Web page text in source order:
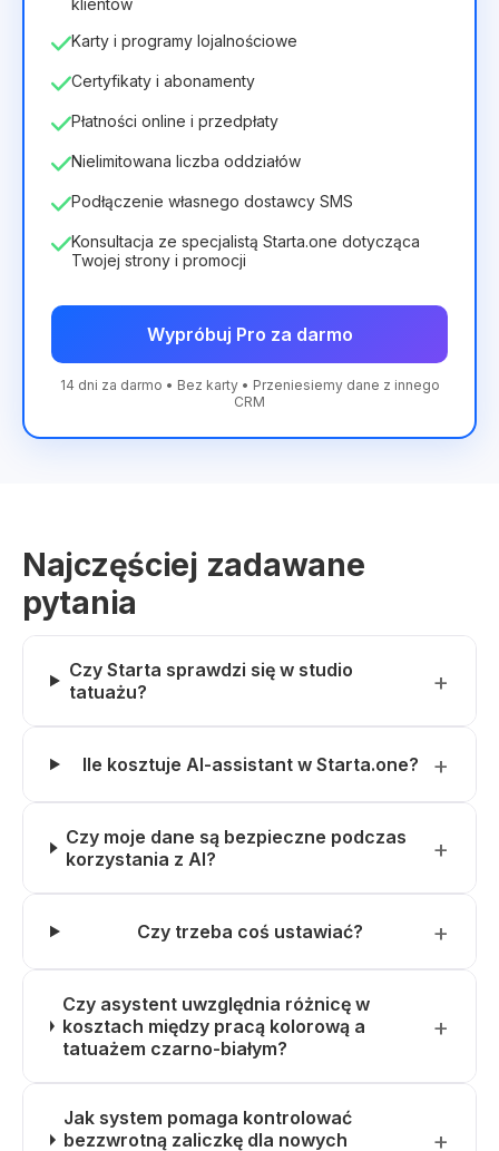
klientów
Karty i programy lojalnościowe
Certyfikaty i abonamenty
Płatności online i przedpłaty
Nielimitowana liczba oddziałów
Podłączenie własnego dostawcy SMS
Konsultacja ze specjalistą Starta.one dotycząca
Twojej strony i promocji
Wypróbuj Pro za darmo
14 dni za darmo • Bez karty • Przeniesiemy dane z innego
CRM
Najczęściej zadawane
pytania
Czy Starta sprawdzi się w studio
tatuażu?
Ile kosztuje AI-assistant w Starta.one?
Czy moje dane są bezpieczne podczas
korzystania z AI?
Czy trzeba coś ustawiać?
Czy asystent uwzględnia różnicę w
kosztach między pracą kolorową a
tatuażem czarno-białym?
Jak system pomaga kontrolować
bezzwrotną zaliczkę dla nowych